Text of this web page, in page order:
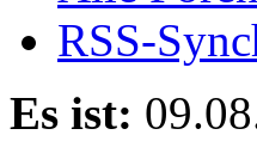
RSS-
Es ist: